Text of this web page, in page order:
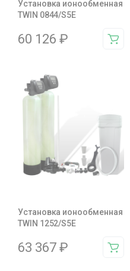
Установка ионообменная
TWIN 0844/S5E
60 126 ₽
Установка ионообменная
TWIN 1252/S5E
63 367 ₽